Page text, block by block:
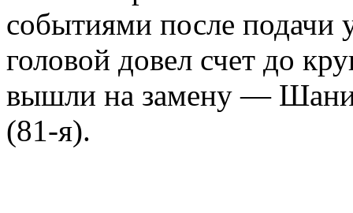
событиями после подачи
головой довел счет до
вышли на замену —
(81-я).